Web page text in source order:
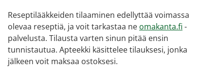
Reseptilääkkeiden tilaaminen edellyttää voimassa
olevaa reseptiä, ja voit tarkastaa ne omakanta.fi -
palvelusta. Tilausta varten sinun pitää ensin
tunnistautua. Apteekki käsittelee tilauksesi, jonka
jälkeen voit maksaa ostoksesi.